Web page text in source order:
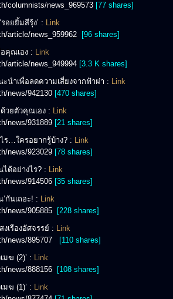
columnists/news_969573 [77 shares]
อยยิ้มสีรุ้ง’ : Link
article/news_959962
[96 shares]
คุณเอง : Link
article/news_949994 [3.3 K shares]
นำเพื่อลดความเสี่ยงจากฟ้าผ่า : Link
news/942130 [470 shares]
ด้วยตัวคุณเอง : Link
news/931889 [21 shares]
ไร…ใครอยากรู้บ้าง? : Link
news/923029 [78 shares]
ด้อย่างไร? : Link
news/914506 [35 shares]
กันเถอะ! : Link
news/905885
[228 shares]
งเรืองอัศจรรย์ : Link
news/895707
[110 shares]
มฆ (2)’ : Link
news/888156
[108 shares]
มฆ (1)’ : Link